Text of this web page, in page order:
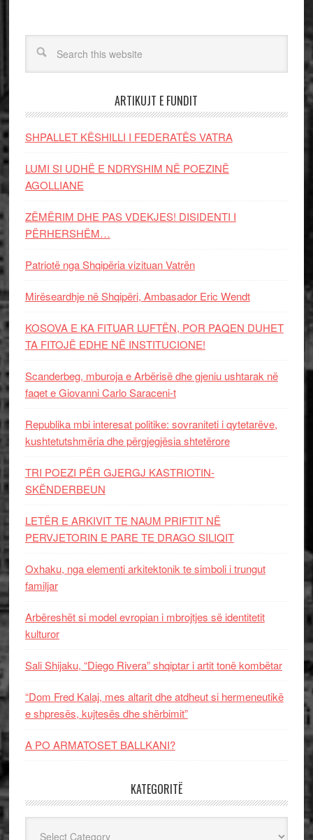
ARTIKUJT E FUNDIT
SHPALLET KËSHILLI I FEDERATËS VATRA
LUMI SI UDHË E NDRYSHIM NË POEZINË
AGOLLIANE
ZËMËRIM DHE PAS VDEKJES! DISIDENTI I
PËRHERSHËM…
Patriotë nga Shqipëria vizituan Vatrën
Mirëseardhje në Shqipëri, Ambasador Eric Wendt
KOSOVA E KA FITUAR LUFTËN, POR PAQEN DUHET
TA FITOJË EDHE NË INSTITUCIONE!
Scanderbeg, mburoja e Arbërisë dhe gjeniu ushtarak në
faqet e Giovanni Carlo Saraceni-t
Republika mbi interesat politike: sovraniteti i qytetarëve,
kushtetutshmëria dhe përgjegjësia shtetërore
TRI POEZI PËR GJERGJ KASTRIOTIN-
SKËNDERBEUN
LETËR E ARKIVIT TE NAUM PRIFTIT NË
PERVJETORIN E PARE TE DRAGO SILIQIT
Oxhaku, nga elementi arkitektonik te simboli i trungut
familjar
Arbëreshët si model evropian i mbrojtjes së identitetit
kulturor
Sali Shijaku, “Diego Rivera” shqiptar i artit tonë kombëtar
“Dom Fred Kalaj, mes altarit dhe atdheut si hermeneutikë
e shpresës, kujtesës dhe shërbimit”
A PO ARMATOSET BALLKANI?
KATEGORITË